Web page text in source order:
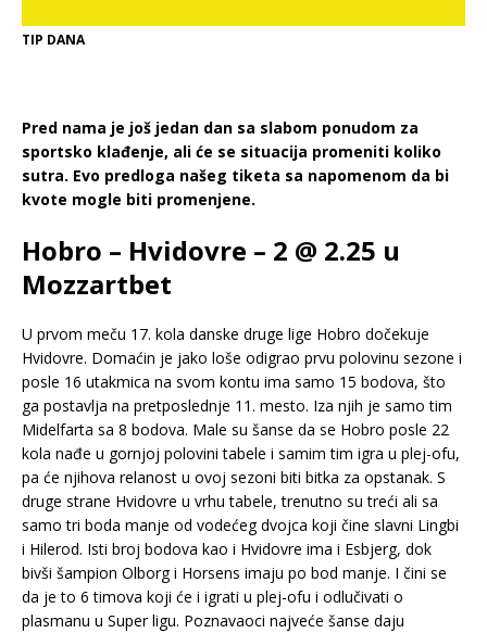
TIP DANA
Pred nama je još jedan dan sa slabom ponudom za
sportsko klađenje, ali će se situacija promeniti koliko
sutra. Evo predloga našeg tiketa sa napomenom da bi
kvote mogle biti promenjene.
Hobro – Hvidovre – 2 @ 2.25 u
Mozzartbet
U prvom meču 17. kola danske druge lige Hobro dočekuje
Hvidovre. Domaćin je jako loše odigrao prvu polovinu sezone i
posle 16 utakmica na svom kontu ima samo 15 bodova, što
ga postavlja na pretposlednje 11. mesto. Iza njih je samo tim
Midelfarta sa 8 bodova. Male su šanse da se Hobro posle 22
kola nađe u gornjoj polovini tabele i samim tim igra u plej-ofu,
pa će njihova relanost u ovoj sezoni biti bitka za opstanak. S
druge strane Hvidovre u vrhu tabele, trenutno su treći ali sa
samo tri boda manje od vodećeg dvojca koji čine slavni Lingbi
i Hilerod. Isti broj bodova kao i Hvidovre ima i Esbjerg, dok
bivši šampion Olborg i Horsens imaju po bod manje. I čini se
da je to 6 timova koji će i igrati u plej-ofu i odlučivati o
plasmanu u Super ligu. Poznavaoci najveće šanse daju